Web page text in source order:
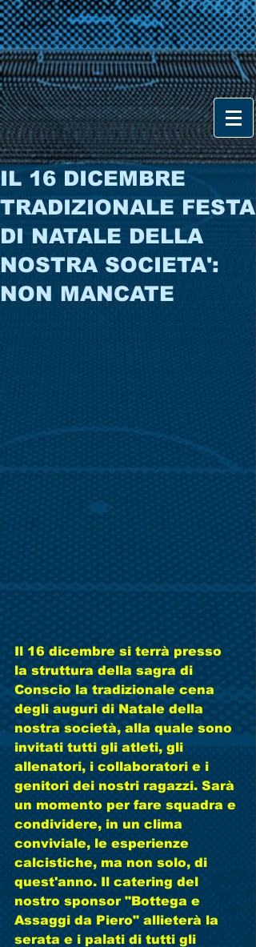
IL 16 DICEMBRE
TRADIZIONALE FESTA
DI NATALE DELLA
NOSTRA SOCIETA':
NON MANCATE
Il 16 dicembre si terrà presso
la struttura della sagra di
Conscio la tradizionale cena
degli auguri di Natale della
nostra società, alla quale sono
invitati tutti gli atleti, gli
allenatori, i collaboratori e i
genitori dei nostri ragazzi. Sarà
un momento per fare squadra e
condividere, in un clima
conviviale, le esperienze
calcistiche, ma non solo, di
quest'anno. Il catering del
nostro sponsor "Bottega e
Assaggi da Piero" allieterà la
serata e i palati di tutti gli